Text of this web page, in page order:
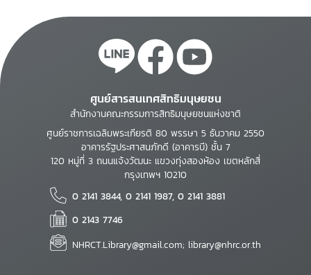
ศูนย์สารสนเทศสิทธิมนุษยชน
สำนักงานคณะกรรมการสิทธิมนุษยชนแห่งชาติ
ศูนย์ราชการเฉลิมพระเกียรติ 80 พรรษา 5 ธันวาคม 2550
อาคารรัฐประศาสนภักดี (อาคารบี) ชั้น 7
120 หมู่ที่ 3 ถนนแจ้งวัฒนะ แขวงทุ่งสองห้อง เขตหลักสี่
กรุงเทพฯ 10210
0 2141 3844, 0 2141 1987, 0 2141 3881
0 2143 7746
NHRCT.Library@gmail.com; library@nhrc.or.th